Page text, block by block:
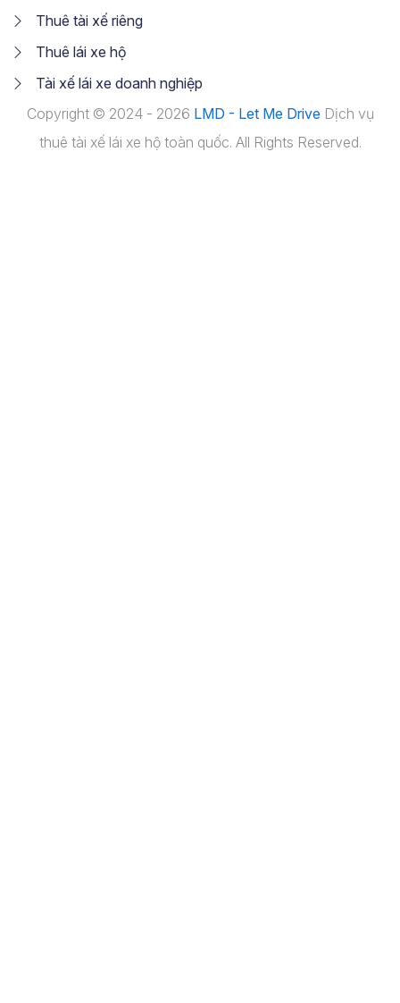
Thuê tài xế riêng
Thuê lái xe hộ
Tài xế lái xe doanh nghiệp
Copyright © 2024 - 2026 LMD - Let Me Drive Dịch vụ
thuê tài xế lái xe hộ toàn quốc. All Rights Reserved.